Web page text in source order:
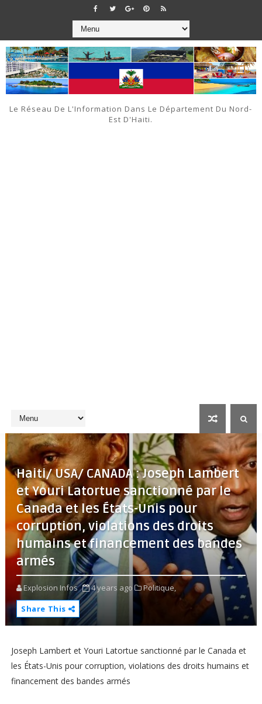
Le Réseau De L'Information Dans Le Département Du Nord-
Est D'Haiti.
Haiti/ USA/ CANADA : Joseph Lambert
et Youri Latortue sanctionné par le
Canada et les États-Unis pour
corruption, violations des droits
humains et financement des bandes
armés
Explosion Infos 4 years ago
Politique,
Share This
Joseph Lambert et Youri Latortue sanctionné par le Canada et
les États-Unis pour corruption, violations des droits humains et
financement des bandes armés